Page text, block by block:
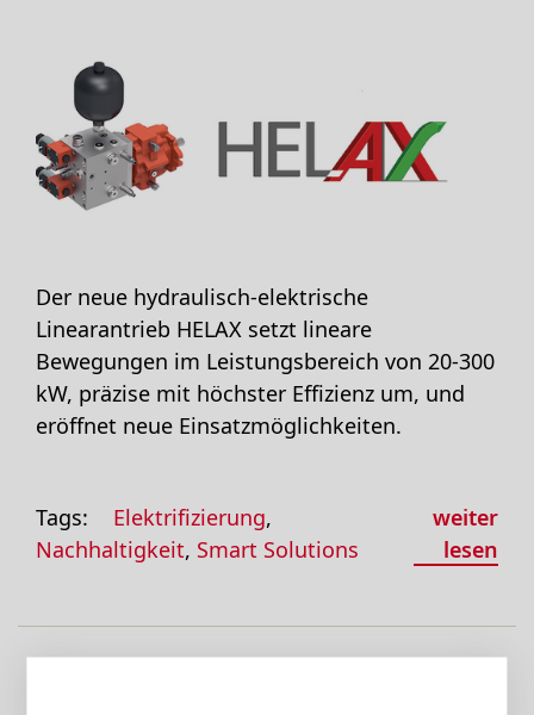
Der neue hydraulisch-elektrische
Linearantrieb HELAX setzt lineare
Bewegungen im Leistungsbereich von 20-300
kW, präzise mit höchster Effizienz um, und
eröffnet neue Einsatzmöglichkeiten.
Tags: Elektrifizierung,
Nachhaltigkeit, Smart Solutions
weiter
lesen